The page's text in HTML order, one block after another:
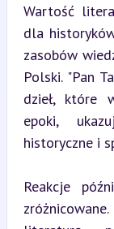
Wartość
dla
zasobów
Polski. "Pan
dzieł, które
epoki,
historyczne i
Reakcje